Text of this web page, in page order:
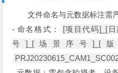
文件命名与元数据标注需
- 命名格式：
[项目代码]_[日
号]_[场景序号]_[